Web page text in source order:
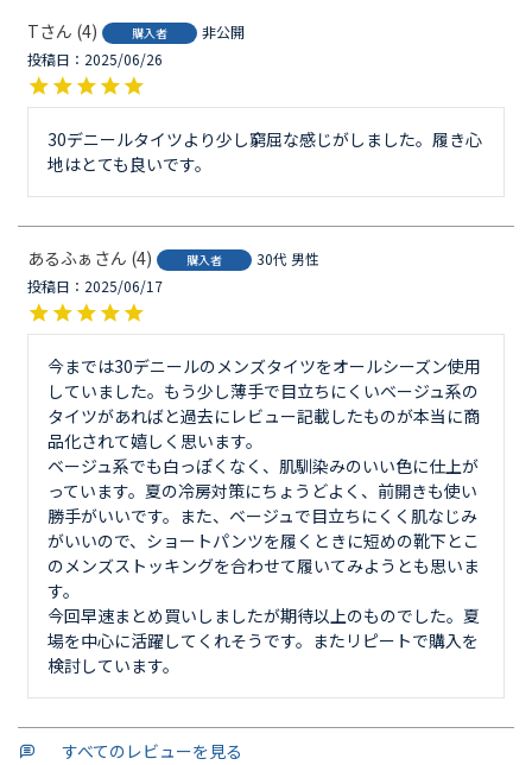
T 4 購入者
非公開
投稿日
2025/06/26
30デニールタイツより少し窮屈な感じがしました。履き心
地はとても良いです。
あるふぁ 4 購入者 30代 男性
投稿日
2025/06/17
今までは30デニールのメンズタイツをオールシーズン使用
していました。もう少し薄手で目立ちにくいベージュ系の
タイツがあればと過去にレビュー記載したものが本当に商
品化されて嬉しく思います。
ベージュ系でも白っぽくなく、肌馴染みのいい色に仕上が
っています。夏の冷房対策にちょうどよく、前開きも使い
勝手がいいです。また、ベージュで目立ちにくく肌なじみ
がいいので、ショートパンツを履くときに短めの靴下とこ
のメンズストッキングを合わせて履いてみようとも思いま
す。
今回早速まとめ買いしましたが期待以上のものでした。夏
場を中心に活躍してくれそうです。またリピートで購入を
検討しています。
すべてのレビューを見る